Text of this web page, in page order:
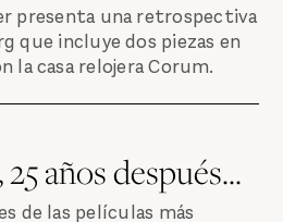
presenta una retrospectiva
que incluye dos piezas en
la casa relojera Corum.
años después...
de las películas más